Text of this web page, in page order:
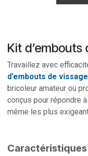
Kit d’embouts
Travaillez avec
d’embouts de
bricoleur amateur ou
conçus pour répondre
même les plus